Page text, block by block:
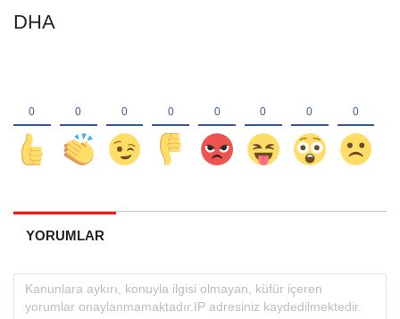
DHA
YORUMLAR